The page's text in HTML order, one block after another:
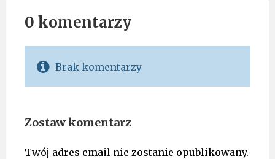
0 komentarzy
Brak komentarzy
Zostaw komentarz
Twój adres email nie zostanie opublikowany.